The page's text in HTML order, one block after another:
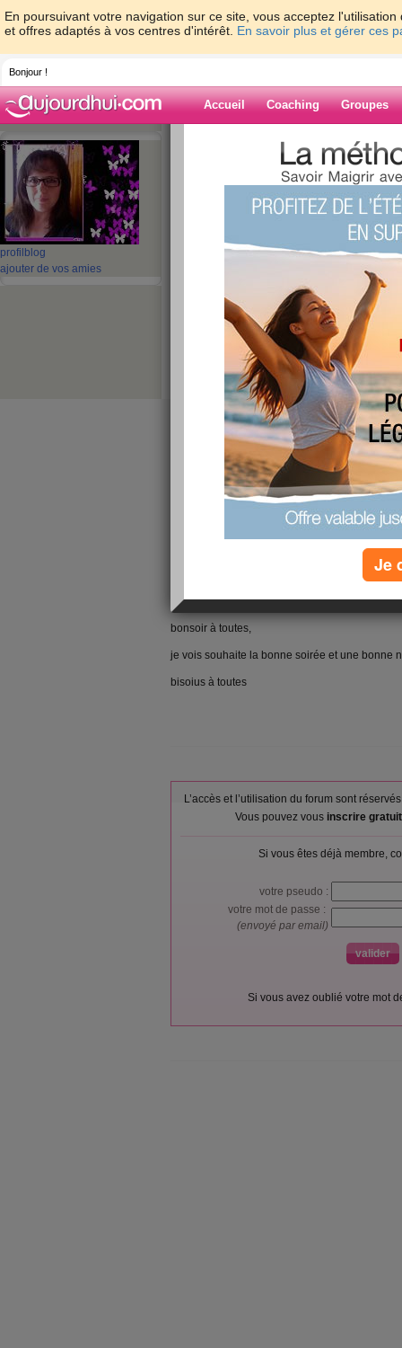
En poursuivant votre navigation sur ce site, vous acceptez
et offres adaptés à vos centres d'intérêt. En savoir plus et gérer ces
Bonjour !
Accueil Coaching Groupes
profil blog
ajouter de vos amies
> > bonne
Blog de
bonne soirée
bonsoir à toutes,
je vois souhaite la bonne soirée et une bonne
bisoius à toutes
L’accès et l’utilisation du forum sont
Vous pouvez vous inscrire
Si vous êtes déjà membre,
votre pseudo :
votre mot de passe :
(envoyé par email)
Si vous avez oublié votre mot
Je